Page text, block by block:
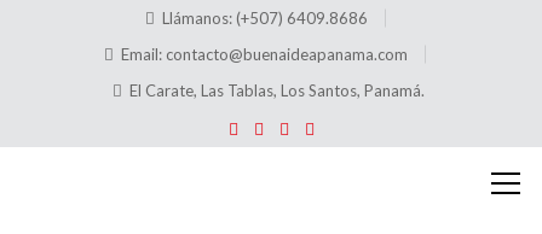
Llámanos: (+507) 6409.8686
Email: contacto@buenaideapanama.com
El Carate, Las Tablas, Los Santos, Panamá.